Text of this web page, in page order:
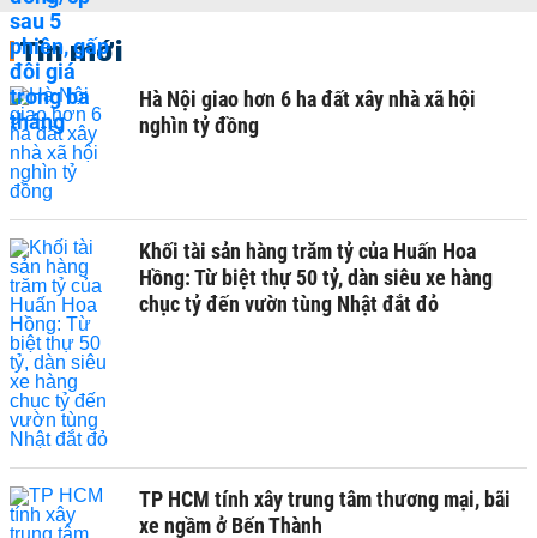
Tin mới
Hà Nội giao hơn 6 ha đất xây nhà xã hội
nghìn tỷ đồng
Khối tài sản hàng trăm tỷ của Huấn Hoa
Hồng: Từ biệt thự 50 tỷ, dàn siêu xe hàng
chục tỷ đến vườn tùng Nhật đắt đỏ
TP HCM tính xây trung tâm thương mại, bãi
xe ngầm ở Bến Thành